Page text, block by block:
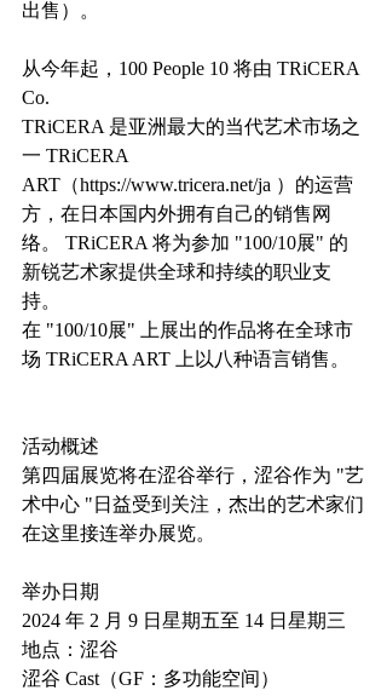
出售）。
从今年起，100 People 10 将由 TRiCERA
Co.
TRiCERA 是亚洲最大的当代艺术市场之
一 TRiCERA
ART（https://www.tricera.net/ja ）的运营
方，在日本国内外拥有自己的销售网
络。 TRiCERA 将为参加 "100/10展" 的
新锐艺术家提供全球和持续的职业支
持。
在 "100/10展" 上展出的作品将在全球市
场 TRiCERA ART 上以八种语言销售。
活动概述
第四届展览将在涩谷举行，涩谷作为 "艺
术中心 "日益受到关注，杰出的艺术家们
在这里接连举办展览。
举办日期
2024 年 2 月 9 日星期五至 14 日星期三
地点：涩谷
涩谷 Cast（GF：多功能空间）